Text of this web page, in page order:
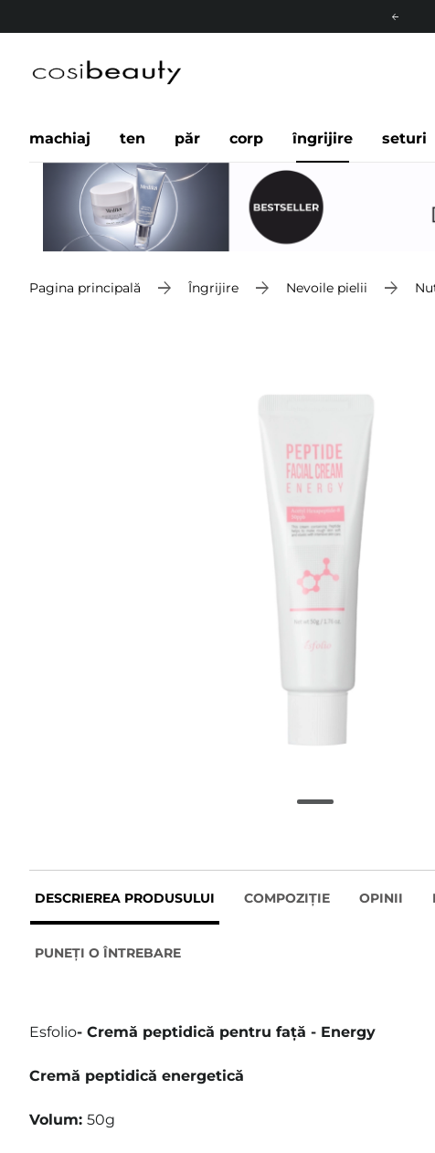
machiaj ten păr corp îngrijire seturi
Pagina principală Îngrijire Nevoile pielii
DESCRIEREA PRODUSULUI COMPOZIȚIE OPINII
PUNEȚI O ÎNTREBARE
Esfolio- Cremă peptidică pentru față - Energy
Cremă peptidică energetică
Volum: 50g